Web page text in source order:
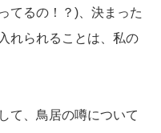
てるの！？)、決まった
れられることは、私の
て、鳥居の噂について